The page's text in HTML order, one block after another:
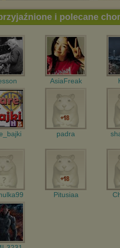
zmian w ustawieniach
na ten temat znajdziesz pod
i polecane
AsiaFreak
padra
Pitusiaa